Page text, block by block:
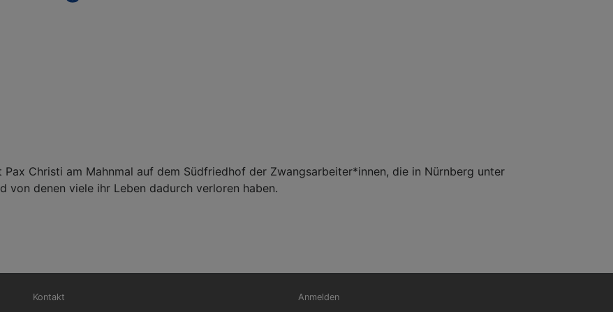
Christi am Mahnmal auf dem Südfriedhof der Zwangsarbeiter*innen, die in Nürnberg unter
von denen viele ihr Leben dadurch verloren haben.
Fußbereichsmenü
Kontakt
Benutzermenü
Anmelden